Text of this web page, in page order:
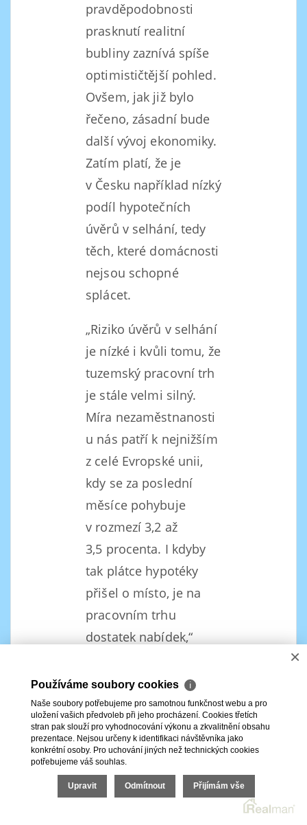
pravděpodobnosti
prasknutí realitní
bubliny zaznívá spíše
optimističtější pohled.
Ovšem, jak již bylo
řečeno, zásadní bude
další vývoj ekonomiky.
Zatím platí, že je
v Česku například nízký
podíl hypotečních
úvěrů v selhání, tedy
těch, které domácnosti
nejsou schopné
splácet.
„Riziko úvěrů v selhání
je nízké i kvůli tomu, že
tuzemský pracovní trh
je stále velmi silný.
Míra nezaměstnanosti
u nás patří k nejnižším
z celé Evropské unii,
kdy se za poslední
měsíce pohybuje
v rozmezí 3,2 až
3,5 procenta. I kdyby
tak plátce hypotéky
přišel o místo, je na
pracovním trhu
dostatek nabídek,“
Krumpár, obchodní
a marketingový ředitel
developerské
společnosti JRD .
To potvrzuje i Peška
z Crestylu. „Český trh je
×
Používáme soubory cookies ℹ
Naše soubory potřebujeme pro samotnou funkčnost webu a pro
uložení vašich předvoleb při jeho procházení. Cookies třetích
stran pak slouží pro vyhodnocování výkonu a zkvalitnění obsahu
prezentace. Nejsou určeny k identifikaci návštěvníka jako
konkrétní osoby. Pro uchování jiných než technických cookies
potřebujeme váš souhlas.
Upravit Odmítnout Přijímám vše